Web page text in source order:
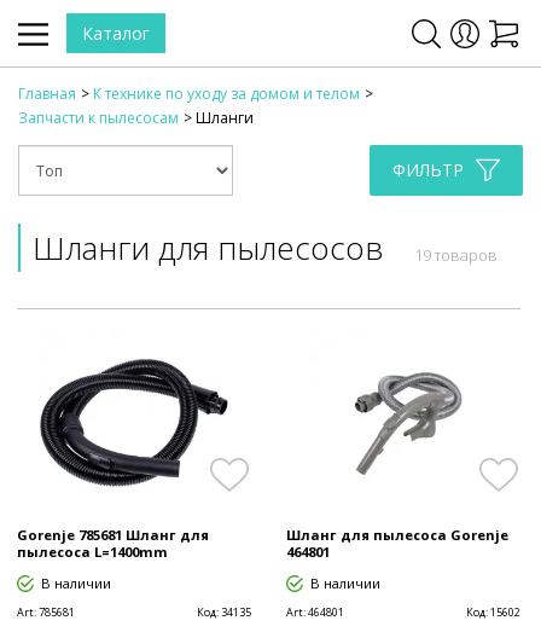
Каталог
Главная
К технике по уходу за домом и телом
Запчасти к пылесосам
Шланги
ФИЛЬТР
Шланги для пылесосов 19 товаров
Gorenje 785681 Шланг для
пылесоса L=1400mm
В наличии
Art:785681 Код: 34135
Шланг для пылесоса Gorenje
464801
В наличии
Art:464801 Код:15602